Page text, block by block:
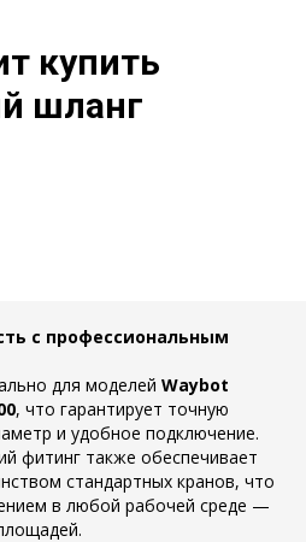
купить
шланг
с профессиональным
для моделей Waybot
, что гарантирует точную
и удобное подключение.
фитинг также обеспечивает
стандартных кранов, что
в любой рабочей среде —